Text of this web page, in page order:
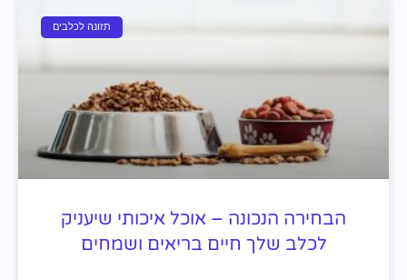
תזונה לכלבים
הבחירה הנכונה – אוכל איכותי שיעניק
לכלב שלך חיים בריאים ושמחים